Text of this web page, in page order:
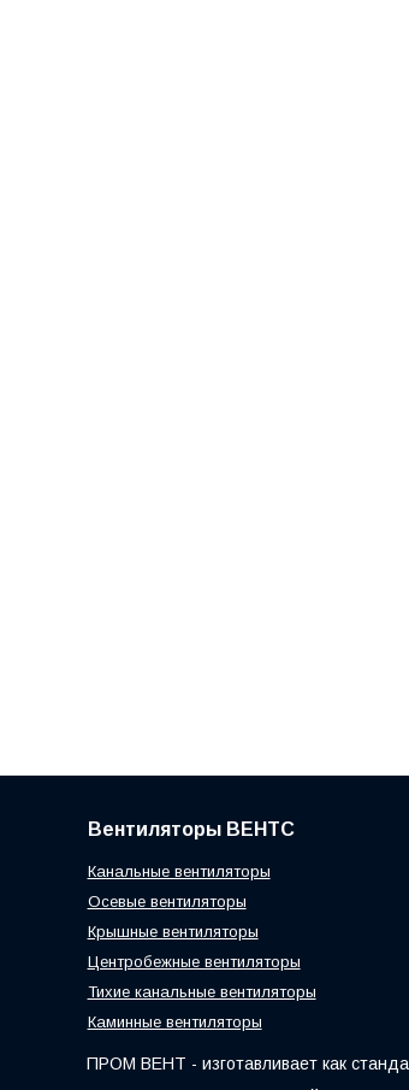
Вентиляторы ВЕНТС
Канальные вентиляторы
Осевые вентиляторы
Крышные вентиляторы
Центробежные вентиляторы
Тихие канальные вентиляторы
Каминные вентиляторы
ПРОМ ВЕНТ - изготавливает как